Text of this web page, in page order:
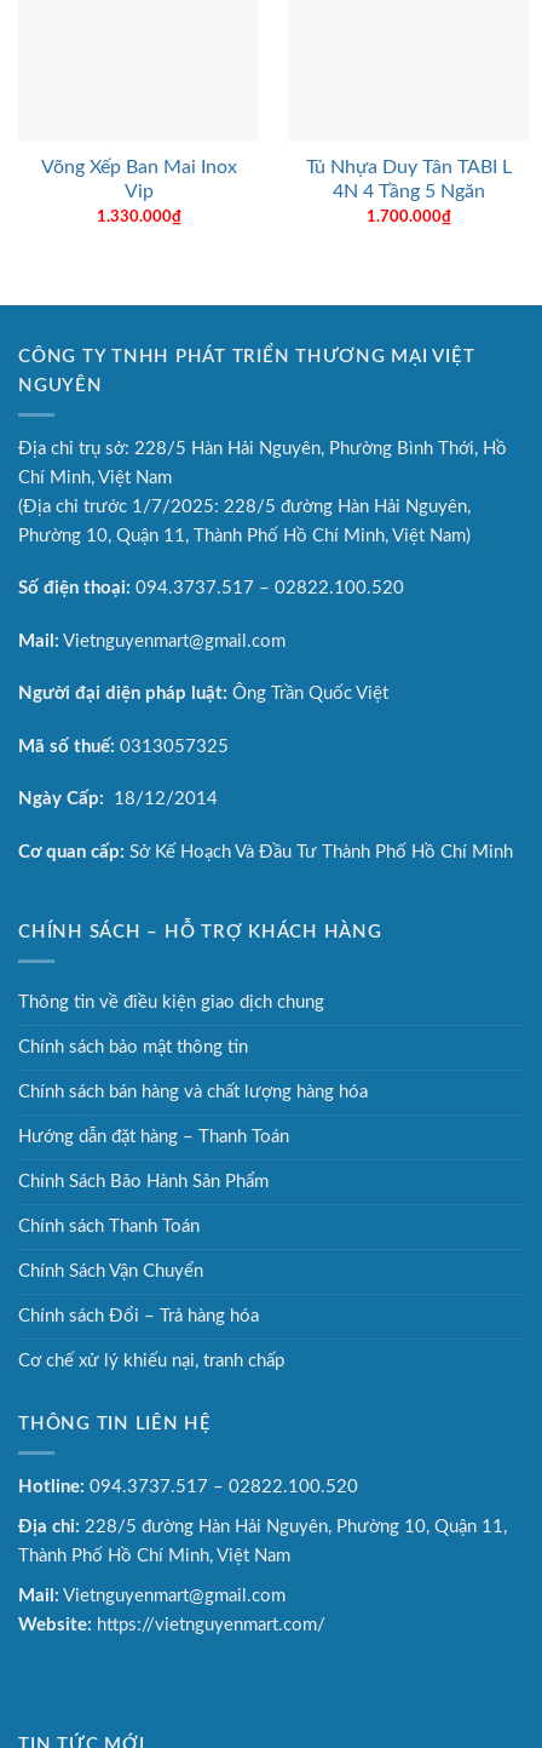
Võng Xếp Ban Mai Inox
Vip
1.330.000₫
Tủ Nhựa Duy Tân TABI L
4N 4 Tầng 5 Ngăn
1.700.000₫
CÔNG TY TNHH PHÁT TRIỂN THƯƠNG MẠI VIỆT
NGUYÊN
Địa chỉ trụ sở: 228/5 Hàn Hải Nguyên, Phường Bình Thới, Hồ
Chí Minh, Việt Nam
(Địa chỉ trước 1/7/2025: 228/5 đường Hàn Hải Nguyên,
Phường 10, Quận 11, Thành Phố Hồ Chí Minh, Việt Nam)
Số điện thoại: 094.3737.517 – 02822.100.520
Mail: Vietnguyenmart@gmail.com
Người đại diện pháp luật: Ông Trần Quốc Việt
Mã số thuế: 0313057325
Ngày Cấp: 18/12/2014
Cơ quan cấp: Sở Kế Hoạch Và Đầu Tư Thành Phố Hồ Chí Minh
CHÍNH SÁCH – HỖ TRỢ KHÁCH HÀNG
Thông tin về điều kiện giao dịch chung
Chính sách bảo mật thông tin
Chính sách bán hàng và chất lượng hàng hóa
Hướng dẫn đặt hàng – Thanh Toán
Chính Sách Bảo Hành Sản Phẩm
Chính sách Thanh Toán
Chính Sách Vận Chuyển
Chính sách Đổi – Trả hàng hóa
Cơ chế xử lý khiếu nại, tranh chấp
THÔNG TIN LIÊN HỆ
Hotline: 094.3737.517 – 02822.100.520
Địa chỉ: 228/5 đường Hàn Hải Nguyên, Phường 10, Quận 11,
Thành Phố Hồ Chí Minh, Việt Nam
Mail: Vietnguyenmart@gmail.com
Website: https://vietnguyenmart.com/